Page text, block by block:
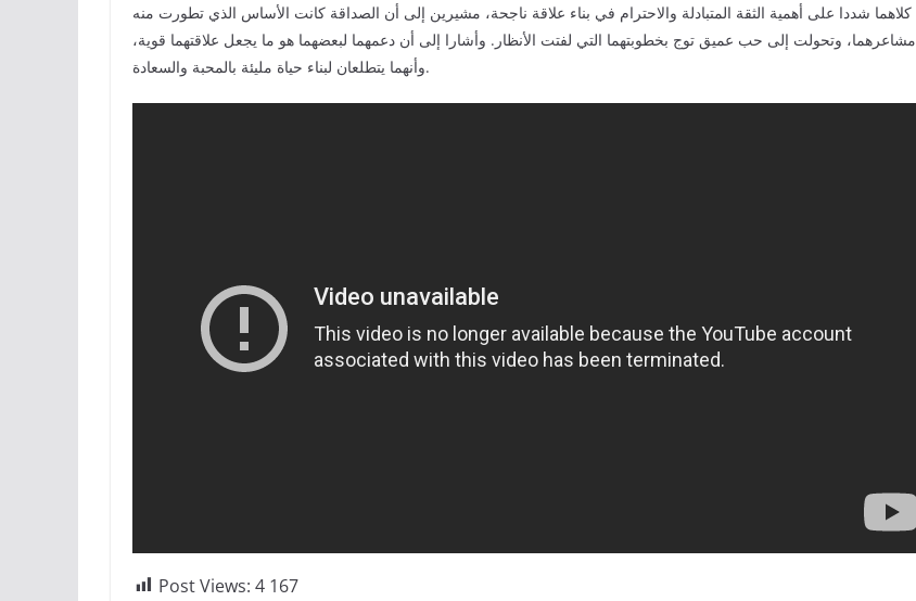
كلاهما شددا على أهمية الثقة المتبادلة والاحترام في بناء علاقة ناجحة، مشيرين إلى أن الصداقة كانت الأساس الذي تطورت منه
مشاعرهما، وتحولت إلى حب عميق توج بخطوبتهما التي لفتت الأنظار. وأشارا إلى أن دعمهما لبعضهما هو ما يجعل علاقتهما قوية،
وأنهما يتطلعان لبناء حياة مليئة بالمحبة والسعادة.
Post Views: 4 167